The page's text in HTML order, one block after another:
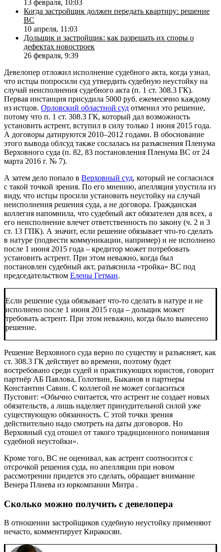
13 февраля, 10:03
Когда застройщик должен передать квартиру: решение
ВС
10 апреля, 11:03
Дольщик и застройщик: как разрешать их споры о
дефектах новостроек
26 февраля, 9:39
Девелопер отложил исполнение судебного акта, когда узнал,
что истцы попросили суд утвердить судебную неустойку на
случай неисполнения судебного акта (п. 1 ст. 308.3 ГК).
Первая инстанция присудила 5000 руб. ежемесячно каждому
из истцов. Орловский областной суд отменил это решение,
потому что п. 1 ст. 308.3 ГК, который дал возможность
установить астрент, вступил в силу только 1 июня 2015 года.
А договоры датируются 2010–2012 годами. В обоснование
этого вывода облсуд также сослалась на разъяснения Пленума
Верховного суда (п. 82, 83 постановления Пленума ВС от 24
марта 2016 г. № 7).
А затем дело попало в Верховный суд, который не согласился
с такой точкой зрения. По его мнению, апелляция упустила из
виду, что истцы просили установить неустойку на случай
неисполнения решения суда, а не договора. Гражданская
коллегия напомнила, что судебный акт обязателен для всех, а
его неисполнение влечет ответственность по закону (ч. 2 и 3
ст. 13 ГПК). А значит, если решение обязывает что-то сделать
в натуре (подвести коммуникации, например) и не исполнено
после 1 июня 2015 года – кредитор может потребовать
установить астрент. При этом неважно, когда был
постановлен судебный акт, разъяснила «тройка» ВС под
председательством Елены Гетман.
Если решение суда обязывает что-то сделать в натуре и не
исполнено после 1 июня 2015 года – дольщик может
требовать астрент. При этом неважно, когда было вынесено
решение.
Решение Верховного суда верно по существу и разъясняет, как
ст. 308.3 ГК действует во времени, поэтому будет
востребовано среди судей и практикующих юристов, говорит
партнёр АБ Павлова, Голотвин, Быканов и партнеры
Константин Савин. С коллегой не может согласиться
Пустовит: «Обычно считается, что астрент не создает новых
обязательств, а лишь наделяет принудительной силой уже
существующую обязанность. С этой точки зрения
действительно надо смотреть на даты договоров. Но
Верховный суд отошел от такого традиционного понимания
судебной неустойки».
Кроме того, ВС не оценивал, как астрент соотносится с
отсрочкой решения суда, но апелляции при новом
рассмотрении придется это сделать, обращает внимание
Венера Плиева из юркомпании Митра .
Сколько можно получить с девелопера
В отношении застройщиков судебную неустойку применяют
нечасто, комментирует Киракосян.